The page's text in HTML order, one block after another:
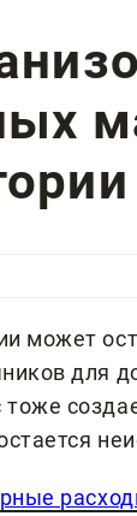
может
для